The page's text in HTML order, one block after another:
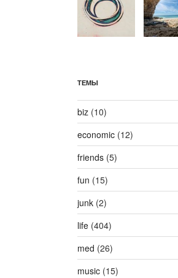
ТЕМЫ
biz(10)
economic(12)
friends(5)
fun (15)
junk(2)
life(404)
med (26)
music(15)